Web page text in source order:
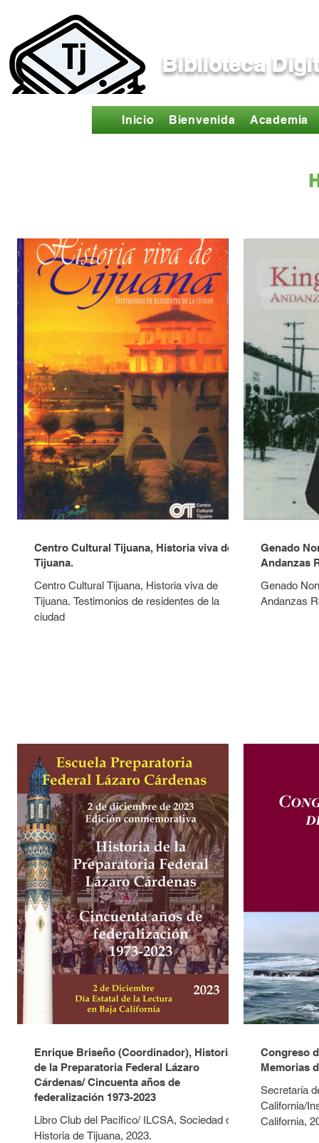
Biblioteca
Inicio Bienvenida Academia
Centro Cultural Tijuana, Historia viva de
Tijuana.
Centro Cultural Tijuana, Historia viva de
Tijuana. Testimonios de residentes de la
ciudad
Genado
Andanzas
Genado
Andanzas
Enrique Briseño (Coordinador), Historia
de la Preparatoria Federal Lázaro
Cárdenas/ Cincuenta años de
federalización 1973-2023
Libro Club del Pacifico/ ILCSA, Sociedad de
Historia de Tijuana, 2023.
Congreso
Memorias
Secretaría
California/
California,